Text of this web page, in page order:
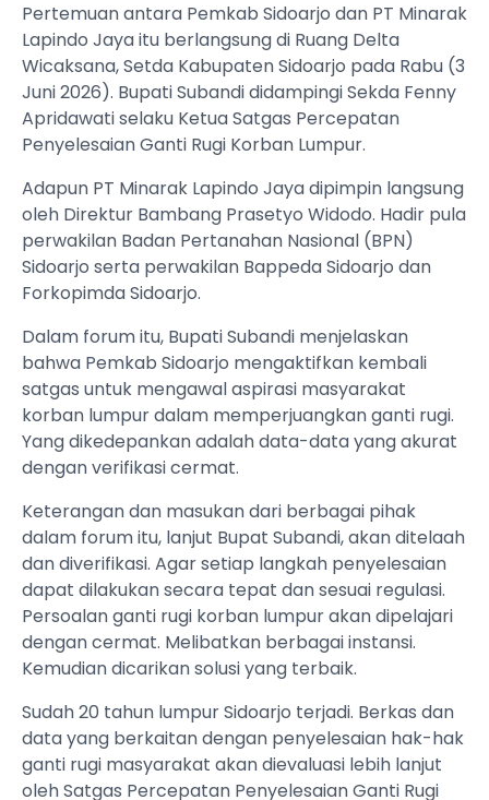
Pertemuan antara Pemkab Sidoarjo dan PT Minarak
Lapindo Jaya itu berlangsung di Ruang Delta
Wicaksana, Setda Kabupaten Sidoarjo pada Rabu (3
Juni 2026). Bupati Subandi didampingi Sekda Fenny
Apridawati selaku Ketua Satgas Percepatan
Penyelesaian Ganti Rugi Korban Lumpur.
Adapun PT Minarak Lapindo Jaya dipimpin langsung
oleh Direktur Bambang Prasetyo Widodo. Hadir pula
perwakilan Badan Pertanahan Nasional (BPN)
Sidoarjo serta perwakilan Bappeda Sidoarjo dan
Forkopimda Sidoarjo.
Dalam forum itu, Bupati Subandi menjelaskan
bahwa Pemkab Sidoarjo mengaktifkan kembali
satgas untuk mengawal aspirasi masyarakat
korban lumpur dalam memperjuangkan ganti rugi.
Yang dikedepankan adalah data-data yang akurat
dengan verifikasi cermat.
Keterangan dan masukan dari berbagai pihak
dalam forum itu, lanjut Bupat Subandi, akan ditelaah
dan diverifikasi. Agar setiap langkah penyelesaian
dapat dilakukan secara tepat dan sesuai regulasi.
Persoalan ganti rugi korban lumpur akan dipelajari
dengan cermat. Melibatkan berbagai instansi.
Kemudian dicarikan solusi yang terbaik.
Sudah 20 tahun lumpur Sidoarjo terjadi. Berkas dan
data yang berkaitan dengan penyelesaian hak-hak
ganti rugi masyarakat akan dievaluasi lebih lanjut
oleh Satgas Percepatan Penyelesaian Ganti Rugi